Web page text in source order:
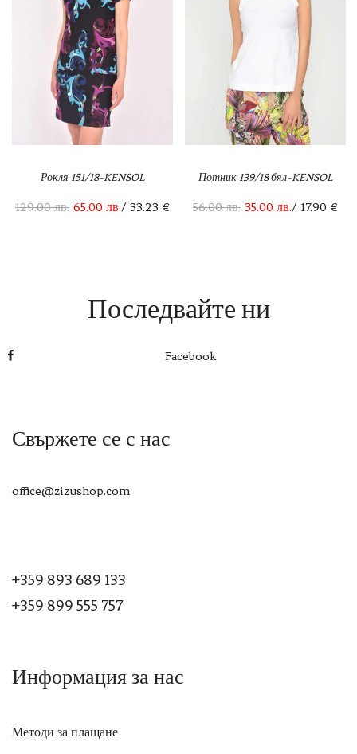
Рокля 151/18-KENSOL
129.00лв. 65.00 лв./ 33.23 €
Потник 139/18 бял-KENSOL
56.00лв. 35.00 лв./ 17.90 €
Последвайте ни
Facebook
Свържете се с нас
office@zizushop.com
+359 893 689 133
+359 899 555 757
Информация за нас
Методи за плащане